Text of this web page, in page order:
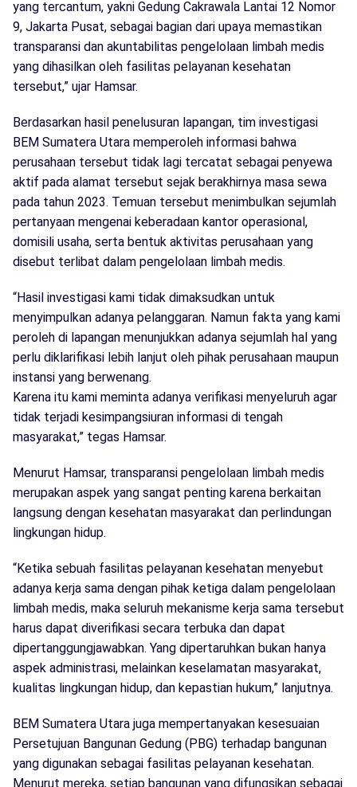
yang tercantum, yakni Gedung Cakrawala Lantai 12 Nomor
9, Jakarta Pusat, sebagai bagian dari upaya memastikan
transparansi dan akuntabilitas pengelolaan limbah medis
yang dihasilkan oleh fasilitas pelayanan kesehatan
tersebut,” ujar Hamsar.
Berdasarkan hasil penelusuran lapangan, tim investigasi
BEM Sumatera Utara memperoleh informasi bahwa
perusahaan tersebut tidak lagi tercatat sebagai penyewa
aktif pada alamat tersebut sejak berakhirnya masa sewa
pada tahun 2023. Temuan tersebut menimbulkan sejumlah
pertanyaan mengenai keberadaan kantor operasional,
domisili usaha, serta bentuk aktivitas perusahaan yang
disebut terlibat dalam pengelolaan limbah medis.
“Hasil investigasi kami tidak dimaksudkan untuk
menyimpulkan adanya pelanggaran. Namun fakta yang kami
peroleh di lapangan menunjukkan adanya sejumlah hal yang
perlu diklarifikasi lebih lanjut oleh pihak perusahaan maupun
instansi yang berwenang.
Karena itu kami meminta adanya verifikasi menyeluruh agar
tidak terjadi kesimpangsiuran informasi di tengah
masyarakat,” tegas Hamsar.
Menurut Hamsar, transparansi pengelolaan limbah medis
merupakan aspek yang sangat penting karena berkaitan
langsung dengan kesehatan masyarakat dan perlindungan
lingkungan hidup.
“Ketika sebuah fasilitas pelayanan kesehatan menyebut
adanya kerja sama dengan pihak ketiga dalam pengelolaan
limbah medis, maka seluruh mekanisme kerja sama tersebut
harus dapat diverifikasi secara terbuka dan dapat
dipertanggungjawabkan. Yang dipertaruhkan bukan hanya
aspek administrasi, melainkan keselamatan masyarakat,
kualitas lingkungan hidup, dan kepastian hukum,” lanjutnya.
BEM Sumatera Utara juga mempertanyakan kesesuaian
Persetujuan Bangunan Gedung (PBG) terhadap bangunan
yang digunakan sebagai fasilitas pelayanan kesehatan.
Menurut mereka, setiap bangunan yang difungsikan sebagai